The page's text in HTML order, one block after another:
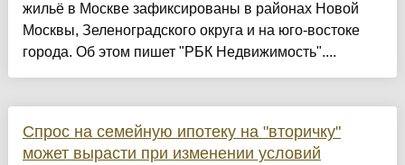
жильё в Москве зафиксированы в районах Новой
Москвы, Зеленоградского округа и на юго-востоке
города. Об этом пишет "РБК Недвижимость"....
Спрос на семейную ипотеку на "вторичку"
может вырасти при изменении условий